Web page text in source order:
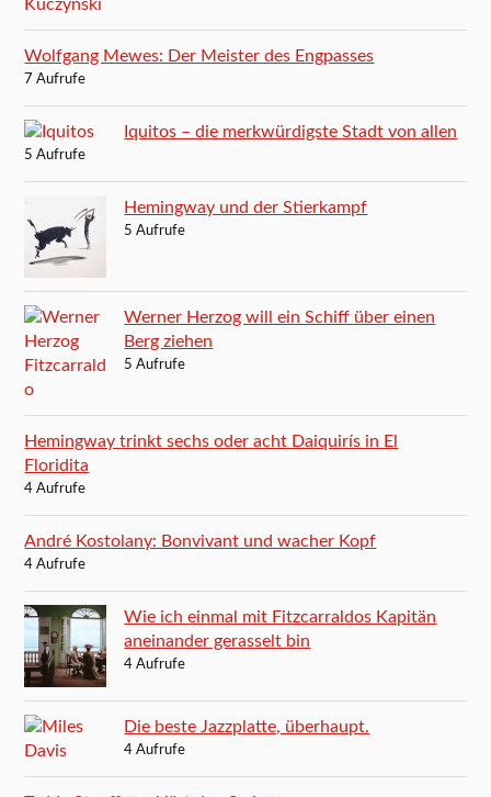
Wolfgang Mewes: Der Meister des Engpasses
7 Aufrufe
Iquitos – die merkwürdigste Stadt von allen
5 Aufrufe
Hemingway und der Stierkampf
5 Aufrufe
Werner Herzog will ein Schiff über einen
Berg ziehen
5 Aufrufe
Hemingway trinkt sechs oder acht Daiquirís in El
Floridita
4 Aufrufe
André Kostolany: Bonvivant und wacher Kopf
4 Aufrufe
Wie ich einmal mit Fitzcarraldos Kapitän
aneinander gerasselt bin
4 Aufrufe
Die beste Jazzplatte, überhaupt.
4 Aufrufe